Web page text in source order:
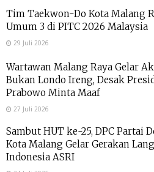
Tim Taekwon-Do Kota Malang
Umum 3 di PITC 2026 Malaysia
29 Juli 2026
Wartawan Malang Raya Gelar
Bukan Londo Ireng, Desak
Prabowo Minta Maaf
27 Juli 2026
Sambut HUT ke-25, DPC Partai
Kota Malang Gelar Gerakan
Indonesia ASRI